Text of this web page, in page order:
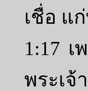
เชื่อ แ
1:17
พระเ